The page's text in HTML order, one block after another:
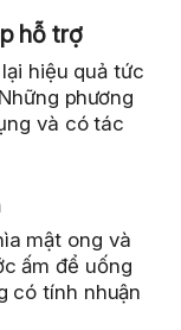
hỗ trợ
hiệu quả tức
phương
và có tác
mật ong và
ấm để uống
có tính nhuận